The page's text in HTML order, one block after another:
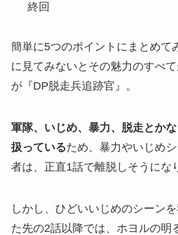
終回
簡単に5つのポイントにまとめて
に見てみないとその魅力のすべ
が『DP脱走兵追跡官』。
軍隊、いじめ、暴力、脱走とか
扱っているため、暴力やいじめ
者は、正直1話で離脱しそうにな
しかし、ひどいいじめのシーン
た先の2話以降では、ホヨルの明